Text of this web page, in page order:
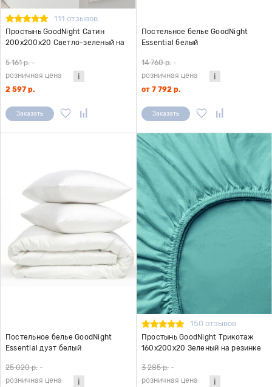
111 отзывов
Простынь GoodNight Сатин
200х200х20 Светло-зеленый на
5 161 р. -
розничная цена
2 597 р.
Заказать
Постельное белье GoodNight
Essential белый
14 760 р. -
розничная цена
от 7 792 р.
Заказать
Постельное белье GoodNight
Essential дуэт белый
25 020 р. -
розничная цена
150 отзывов
Простынь GoodNight Трикотаж
160х200х20 Зеленый на резинке
3 285 р. -
розничная цена